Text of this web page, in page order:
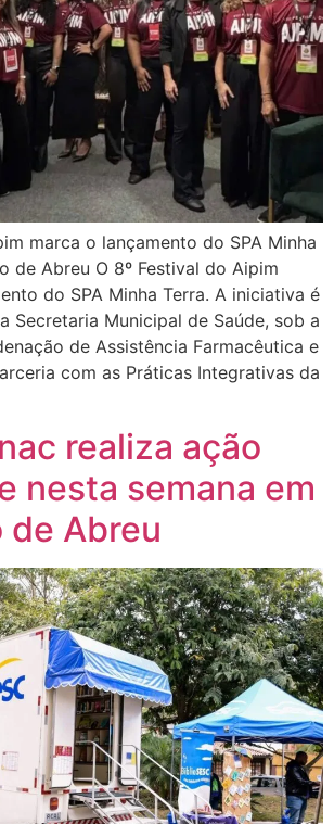
marca o lançamento do SPA Minha
de Abreu O 8º Festival do Aipim
do SPA Minha Terra. A iniciativa é
Secretaria Municipal de Saúde, sob a
de Assistência Farmacêutica e
com as Práticas Integrativas da
realiza ação
nesta semana em
de Abreu